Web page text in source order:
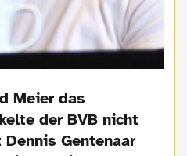
Meier das
der BVB nicht
Gentenaar